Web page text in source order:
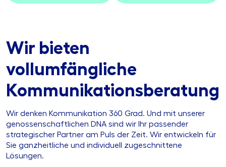
Wir bieten
vollumfängliche
Kommunikationsberatung
Wir denken Kommunikation 360 Grad. Und mit unserer
genossenschaftlichen DNA sind wir Ihr passender
strategischer Partner am Puls der Zeit. Wir entwickeln für
Sie ganzheitliche und individuell zugeschnittene
Lösungen.